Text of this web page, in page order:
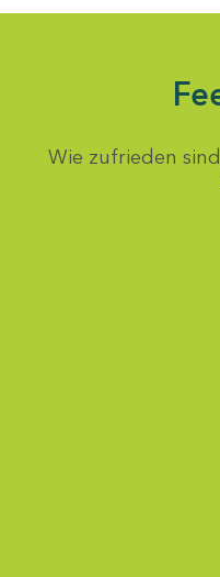
Wie zufrieden